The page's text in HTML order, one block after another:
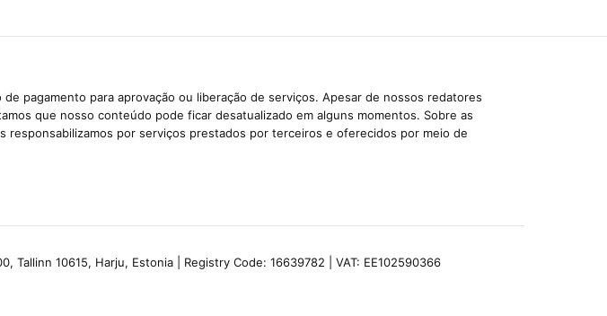
pagamento para aprovação ou liberação de serviços. Apesar de nossos redatores
que nosso conteúdo pode ficar desatualizado em alguns momentos. Sobre as
por serviços prestados por terceiros e oferecidos por meio de
10615, Harju, Estonia | Registry Code: 16639782 | VAT: EE102590366